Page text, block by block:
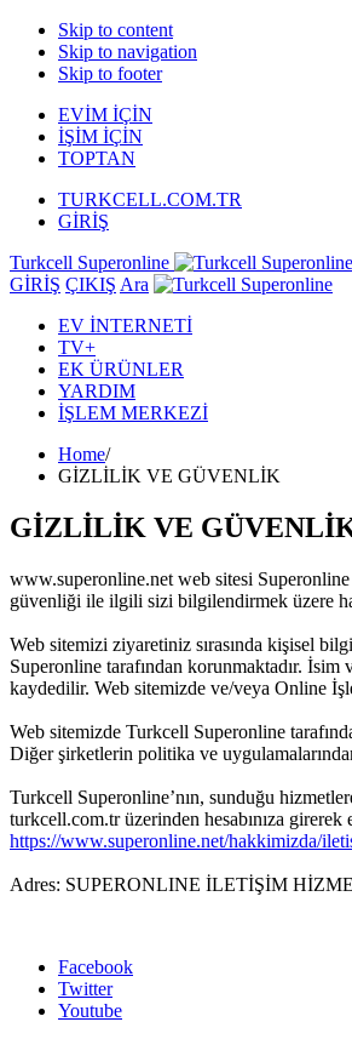
Skip to content
Skip to navigation
Skip to footer
EVİM İÇİN
İŞİM İÇİN
TOPTAN
TURKCELL.COM.TR
GİRİŞ
Turkcell Superonline
GİRİŞ ÇIKIŞ Ara
EV İNTERNETİ
TV+
EK ÜRÜNLER
YARDIM
İŞLEM MERKEZİ
Home/
GİZLİLİK VE GÜVENLİK
GİZLİLİK VE
www.superonline.net web sitesi
güvenliği ile ilgili sizi bilgilendirmek üzere
Web sitemizi ziyaretiniz sırasında kişisel
Superonline tarafından korunmaktadır.
kaydedilir. Web sitemizde ve/veya Online
Web sitemizde Turkcell Superonline
Diğer şirketlerin politika ve
Turkcell Superonline’nın, sunduğu
turkcell.com.tr üzerinden hesabınıza
https://www.superonline.net/hakkimizda/
Adres: SUPERONLINE İLETİŞİM
Facebook
Twitter
Youtube